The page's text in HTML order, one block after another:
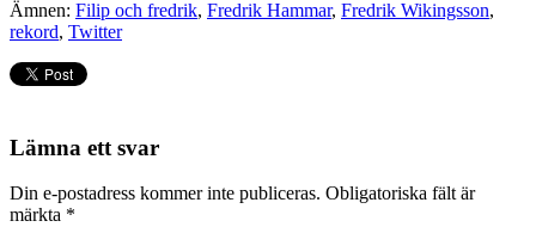
Ämnen: Filip och fredrik, Fredrik Hammar, Fredrik Wikingsson,
rekord, Twitter
Lämna ett svar
Din e-postadress kommer inte publiceras. Obligatoriska fält är
märkta *